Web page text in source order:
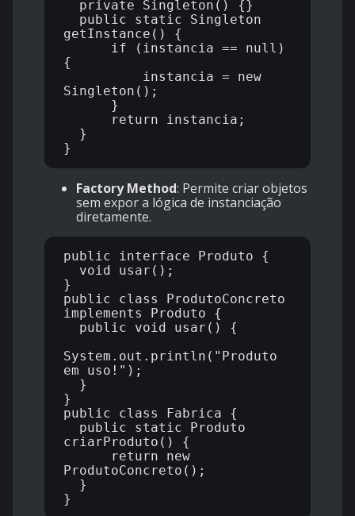
getInstance() {
{
Singleton();
Factory Method: Permite criar objetos
sem expor a lógica de instanciação
diretamente.
public interface Produto {
}
public class ProdutoConcreto
implements Produto {
System.out.println("Produto
em uso!");
}
public class Fabrica {
criarProduto() {
ProdutoConcreto();